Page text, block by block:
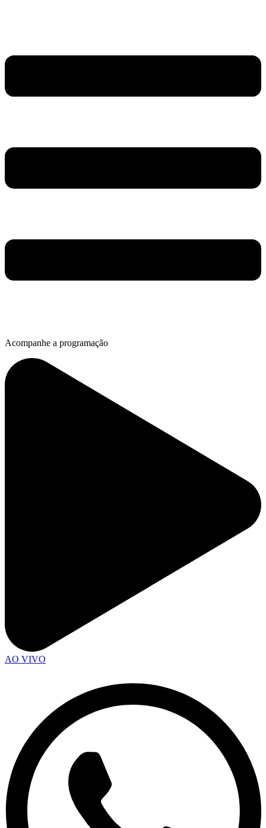
Acompanhe a programação
AO VIVO